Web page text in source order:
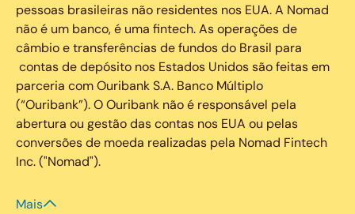
pessoas brasileiras não residentes nos EUA. A Nomad
não é um banco, é uma fintech. As operações de
câmbio e transferências de fundos do Brasil para
contas de depósito nos Estados Unidos são feitas em
parceria com Ouribank S.A. Banco Múltiplo
(“Ouribank”). O Ouribank não é responsável pela
abertura ou gestão das contas nos EUA ou pelas
conversões de moeda realizadas pela Nomad Fintech
Inc. ("Nomad").
Mais